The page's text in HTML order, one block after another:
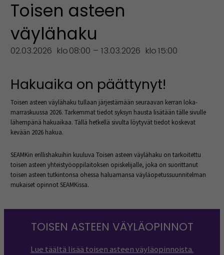
Toisen asteen
väylähaku
02.03.2026 klo08:00 – 13.03.2026 klo15:00
Hakuaika on päättynyt!
Toisen asteen väylähaku tullaan järjestämään seuraavan kerran loka-
marraskuussa 2026. Tarkemmat tiedot syksyn hausta lisätään tälle sivulle
lähempänä hakuaikaa. Tällä hetkellä sivulta löytyvät tiedot koskevat
kevään 2026 hakua.
SEAMKin erillishakuihin kuuluva Toisen asteen väylähaku on tarkoitettu
toisen asteen yhteistyöoppilaitoksen opiskelijalle, joka on suorittanut
toisen asteen tutkintonsa ohessa haluamansa väyläopetussuunnitelman
mukaiset opinnot SEAMKissa.
TOISEN ASTEEN VÄYLÄOPINNOT
Lue täältä lisää toisen asteen väyläopinnoista.